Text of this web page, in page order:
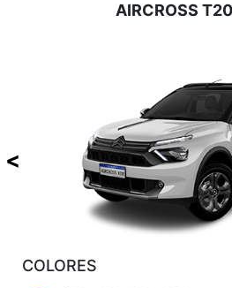
AIRCROSS
COLORES